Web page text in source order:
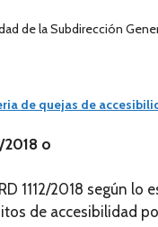
de la Subdirección
de quejas de
2018 o
1112/2018 según lo
de accesibilidad